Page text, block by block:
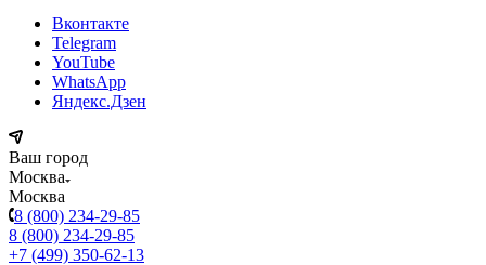
Вконтакте
Telegram
YouTube
WhatsApp
Яндекс.Дзен
Ваш город
Москва
Москва
8 (800) 234-29-85
8 (800) 234-29-85
+7 (499) 350-62-13